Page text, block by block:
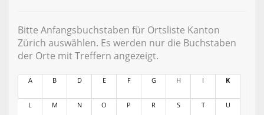
Bitte Anfangsbuchstaben für Ortsliste Kanton
Zürich auswählen. Es werden nur die Buchstaben
der Orte mit Treffern angezeigt.
A B D E F G H I K
L M N O P R S T U